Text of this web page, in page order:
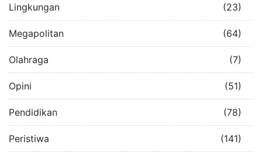
Lingkungan (23)
Megapolitan (64)
Olahraga (7)
Opini (51)
Pendidikan (78)
Peristiwa (141)